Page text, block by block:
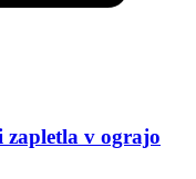
zapletla v ograjo